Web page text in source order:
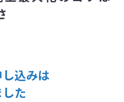
込みは
た